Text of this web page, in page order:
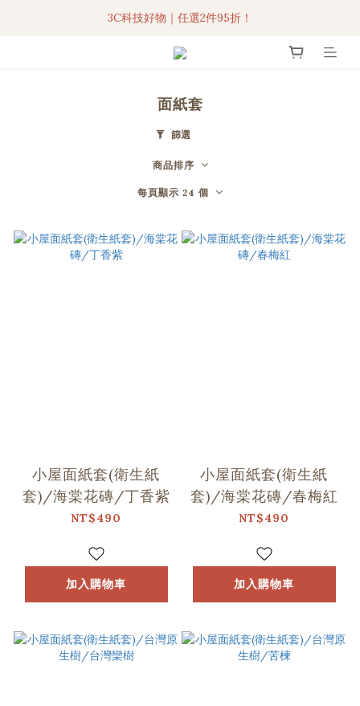
3C科技好物｜任選2件95折！
3C科技好物｜任選2件95折！
聯名iPhone手機殼現貨4折起🔥
3C科技好物｜任選2件95折！
面紙套
篩選
商品排序
每頁顯示 24 個
小屋面紙套(衛生紙
套)/海棠花磚/丁香紫
NT$490
加入購物車
小屋面紙套(衛生紙
套)/海棠花磚/春梅紅
NT$490
加入購物車